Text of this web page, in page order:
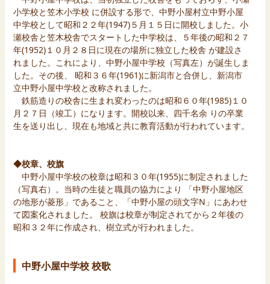
小学校と笠木小学校 に併設する形で、中野小屋村立中野小屋
中学校として昭和２２年(1947)５月１５日に開校しました。小
瀬校舎と笠木校舎でスタートした中学校は、５年後の昭和２７
年(1952)１０月２８日に現在の場所に独立した校舎 が建設さ
れました。これにより、中野小屋中学校（写真左）が誕生しま
した。その後、 昭和３６年(1961)に新潟市と合併し、新潟市
立中野小屋中学校と改称されました。
鉄筋造りの校舎に生まれ変わったのは昭和６０年(1985)１０
月２７日（竣工）になります。開校以来、四千名余 りの卒業
生を送り出し、現在も地域と共に教育活動が行われています。
◆校章、校旗
中野小屋中学校の校章は昭和３０年(1955)に制定されました
（写真右）。当時の生徒と職員の協力により 「中野小屋地区
の地形が菱形」であること、「中野小屋の頭文字N」にあわせ
て図案化されました。 校旗は校章が制定されてから２年後の
昭和３２年に作成され、樹立式が行われました。
中野小屋中学校 校歌